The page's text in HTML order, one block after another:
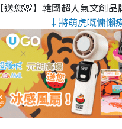
【送您🐯】韓國超人氣文創
↓將萌虎嘅慵懶